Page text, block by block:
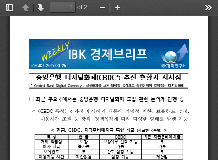
TogglePreviousNext
of 2
Zoom
중앙은행  디지털화폐 (CBDC*) 추진  현황과  시사점
*  Central  Bank  Digital  Currency  :  실물화폐를  보완· 대체할  목적으로  중앙은행이  발행하는  디지털화폐
□ 최근  주요국에서는  중앙은행  디지털화폐  도입  관련  논의가  진행  중
ᄋ (CBDC 특성) 전자적 방식이기 때문에 익명성 제한 , 보유한도 설정 ,
이용시간
조절 등 장점 , 정책목적에 따라 다양한 형태로 발행 가능
< 현금, CBDC, 지급준비예치금 특성 비교 (자료:한국은행) >
특 성 현 금 CBDC 기존 지급준비예치금
거래 익명성 보장 보장여부 선택 가능
무
이자 지급 불가능 가능
가능
보유한도
무 한도 설정 가능
무
이용가능 시간 제한없음 설정 가능 제한됨
(630 호) 2019-03-26 IBK경제연구소